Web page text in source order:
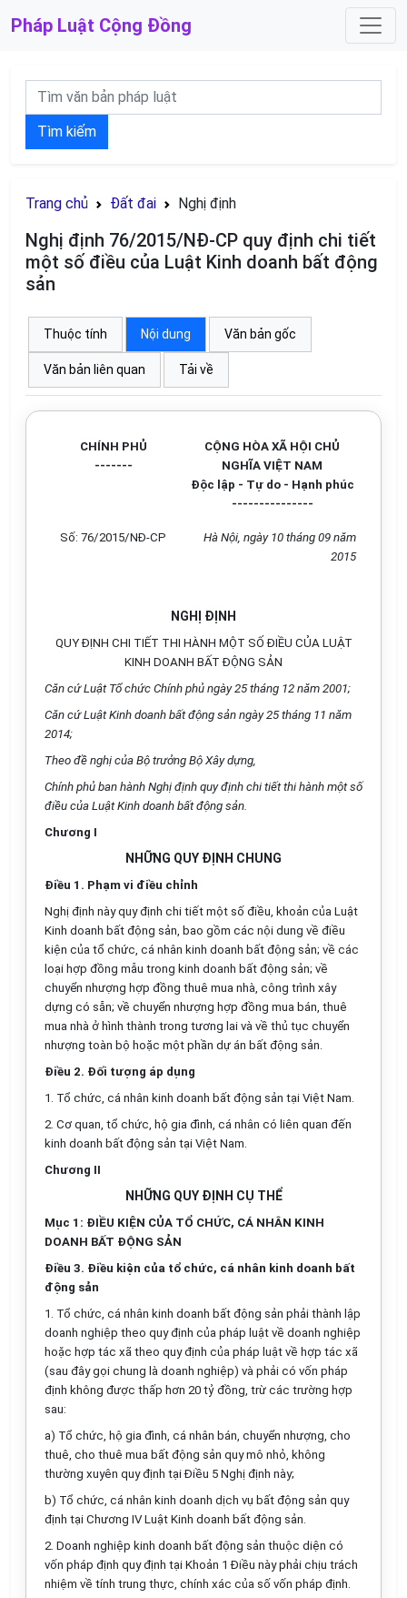
Pháp Luật Cộng Đồng
Tìm kiếm
Trang chủ Đất đai Nghị định
Nghị định 76/2015/NĐ-CP quy định chi tiết
một số điều của Luật Kinh doanh bất động
sản
Thuộc tính Nội dung Văn bản gốc
Văn bản liên quan Tải về
CHÍNH PHỦ
-------
CỘNG HÒA XÃ HỘI CHỦ
NGHĨA VIỆT NAM
Độc lập - Tự do - Hạnh phúc
---------------
Số: 76/2015/NĐ-CP
Hà Nội, ngày 10 tháng 09 năm
2015
NGHỊ ĐỊNH
QUY ĐỊNH CHI TIẾT THI HÀNH MỘT SỐ ĐIỀU CỦA LUẬT
KINH DOANH BẤT ĐỘNG SẢN
Căn cứ Luật Tổ chức Chính phủ ngày 25 tháng 12 năm 2001;
Căn cứ Luật Kinh doanh bất động sản ngày 25 tháng 11 năm
2014;
Theo đề nghị của Bộ trưởng Bộ Xây dựng,
Chính phủ ban hành Nghị định quy định chi tiết thi hành một số
điều của Luật Kinh doanh bất động sản.
Chương I
NHỮNG QUY ĐỊNH CHUNG
Điều 1. Phạm vi điều chỉnh
Nghị định này quy định chi tiết một số điều, khoản của Luật
Kinh doanh bất động sản, bao gồm các nội dung về điều
kiện của tổ chức, cá nhân kinh doanh bất động sản; về các
loại hợp đồng mẫu trong kinh doanh bất động sản; về
chuyển nhượng hợp đồng thuê mua nhà, công trình xây
dựng có sẵn; về chuyển nhượng hợp đồng mua bán, thuê
mua nhà ở hình thành trong tương lai và về thủ tục chuyển
nhượng toàn bộ hoặc một phần dự án bất động sản.
Điều 2. Đối tượng áp dụng
1. Tổ chức, cá nhân kinh doanh bất động sản tại Việt Nam.
2. Cơ quan, tổ chức, hộ gia đình, cá nhân có liên quan đến
kinh doanh bất động sản tại Việt Nam.
Chương II
NHỮNG QUY ĐỊNH CỤ THỂ
Mục 1: ĐIỀU KIỆN CỦA TỔ CHỨC, CÁ NHÂN KINH
DOANH BẤT ĐỘNG SẢN
Điều 3. Điều kiện của tổ chức, cá nhân kinh doanh bất
động sản
1. Tổ chức, cá nhân kinh doanh bất động sản phải thành lập
doanh nghiệp theo quy định của pháp luật về doanh nghiệp
hoặc hợp tác xã theo quy định của pháp luật về hợp tác xã
(sau đây gọi chung là doanh nghiệp) và phải có vốn pháp
định không được thấp hơn 20 tỷ đồng, trừ các trường hợp
sau:
a) Tổ chức, hộ gia đình, cá nhân bán, chuyển nhượng, cho
thuê, cho thuê mua bất động sản quy mô nhỏ, không
thường xuyên quy định tại Điều 5 Nghị định này;
b) Tổ chức, cá nhân kinh doanh dịch vụ bất động sản quy
định tại Chương IV Luật Kinh doanh bất động sản.
2. Doanh nghiệp kinh doanh bất động sản thuộc diện có
vốn pháp định quy định tại Khoản 1 Điều này phải chịu trách
nhiệm về tính trung thực, chính xác của số vốn pháp định.